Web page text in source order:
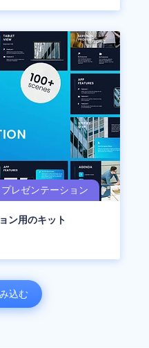
ン用のキット
込む